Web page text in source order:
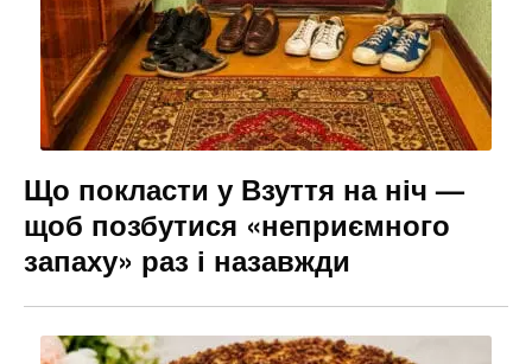
Що покласти у Взуття на ніч —
щоб позбутися «неприємного
запаху» раз і назавжди